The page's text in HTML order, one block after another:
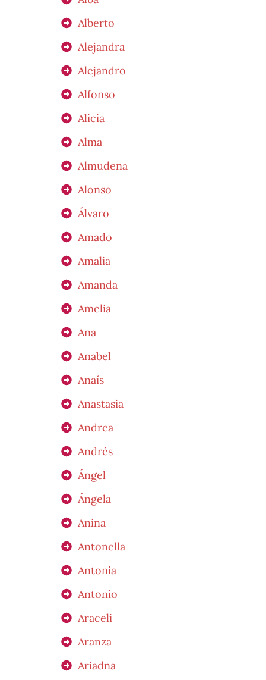
Alberto
Alejandra
Alejandro
Alfonso
Alicia
Alma
Almudena
Alonso
Álvaro
Amado
Amalia
Amanda
Amelia
Ana
Anabel
Anaís
Anastasia
Andrea
Andrés
Ángel
Ángela
Anina
Antonella
Antonia
Antonio
Araceli
Aranza
Ariadna